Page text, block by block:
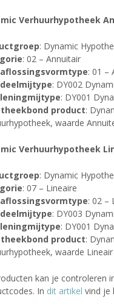
Verhuurhypotheek
: Dynamic
: 02 – Annuitair
aflossingsvormtype: 01 –
deelmijtype: DY002
leningmijtype: DY001
product:
waarde
Verhuurhypotheek
: Dynamic
: 07 – Lineaire
aflossingsvormtype: 02 –
deelmijtype: DY003
leningmijtype: DY001
product:
waarde Lineair
kan je controleren
In dit artikel vind je